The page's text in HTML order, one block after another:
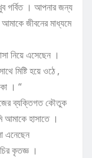
গর্বিত । আপনার জন্য
জীবনের মাধ্যমে
নিয়ে এসেছেন ।
মিষ্টি হয়ে ওঠে ,
। “
ব্যক্তিগত কৌতুক
হাসাতে ।
কৃতজ্ঞ ।